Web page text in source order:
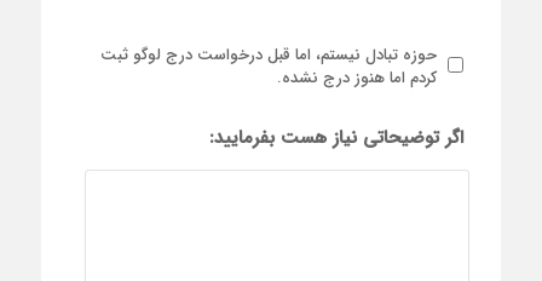
حوزه تبادل نیستم، اما قبل درخواست درج لوگو ثبت
کردم اما هنوز درج نشده.
اگر توضیحاتی نیاز هست بفرمایید: